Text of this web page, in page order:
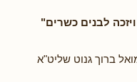
לבנים כשרים"
ברוך גנוט שליט"א